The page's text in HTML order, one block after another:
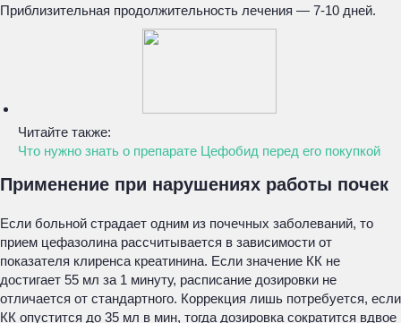
Приблизительная продолжительность лечения — 7-10 дней.
Читайте также:
Что нужно знать о препарате Цефобид перед его покупкой
Применение при нарушениях работы почек
Если больной страдает одним из почечных заболеваний, то
прием цефазолина рассчитывается в зависимости от
показателя клиренса креатинина. Если значение КК не
достигает 55 мл за 1 минуту, расписание дозировки не
отличается от стандартного. Коррекция лишь потребуется, если
КК опустится до 35 мл в мин, тогда дозировка сократится вдвое